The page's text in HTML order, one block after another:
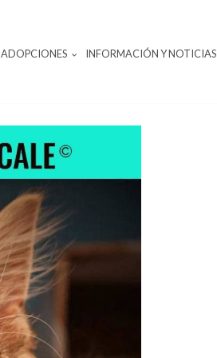
ADOPCIONES INFORMACIÓN Y NOTICIAS